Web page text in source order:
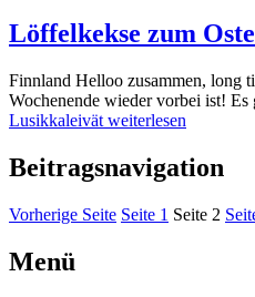
Löffelkekse zum
Finnland Helloo zusammen, long
Wochenende wieder vorbei ist!
Lusikkaleivät weiterlesen
Beitragsnavigation
Vorherige Seite Seite 1 Seite 2
Menü